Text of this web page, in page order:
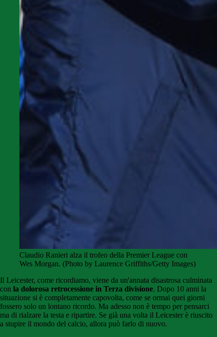
Claudio Ranieri alza il trofeo della Premier League con
Wes Morgan. (Photo by Laurence Griffiths/Getty Images)
Il Leicester, come ricordiamo, viene da un'annata disastrosa culminata
con la dolorosa retrocessione in Terza divisione. Dopo 10 anni la
situazione si è completamente capovolta, come se ormai quei giorni
fossero solo un lontano ricordo. Ma adesso non è tempo per pensarci
ma di rialzare la testa e ripartire. Se già una volta il Leicester è riuscito
a stupire il mondo del calcio, allora può farlo di nuovo.